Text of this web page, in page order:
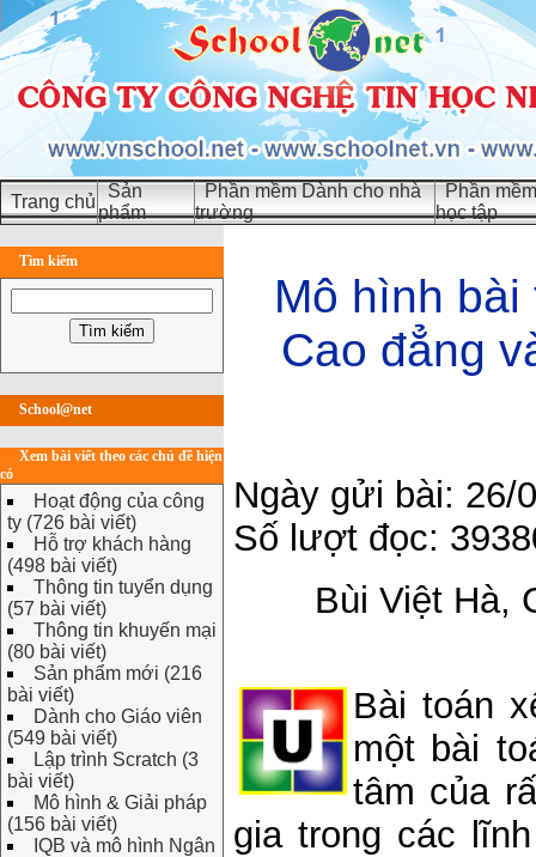
Trang chủ
Sản
phẩm
Phần mềm Dành cho nhà
trường
Phần
học tập
Tìm kiếm
School@net
Xem bài viết theo các chủ đề hiện
có
Hoạt động của công
ty (726 bài viết)
Hỗ trợ khách hàng
(498 bài viết)
Thông tin tuyển dụng
(57 bài viết)
Thông tin khuyến mại
(80 bài viết)
Sản phẩm mới (216
bài viết)
Dành cho Giáo viên
(549 bài viết)
Lập trình Scratch (3
bài viết)
Mô hình & Giải pháp
(156 bài viết)
IQB và mô hình Ngân
Mô hình
Cao đẳng
Ngày gửi bài: 26/
Số lượt đọc:
Bùi Việt Hà,
Bài toán
một bài
tâm của
gia trong các